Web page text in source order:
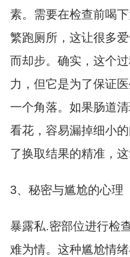
素。需要在检查前喝
繁跑厕所，这让很多
而却步。确实，这个
力，但它是为了保证
一个角落。如果肠道
看花，容易漏掉细小
了换取结果的精准，
3、秘密与尴尬的心理
暴露私.密部位进行检
难为情。这种尴尬情